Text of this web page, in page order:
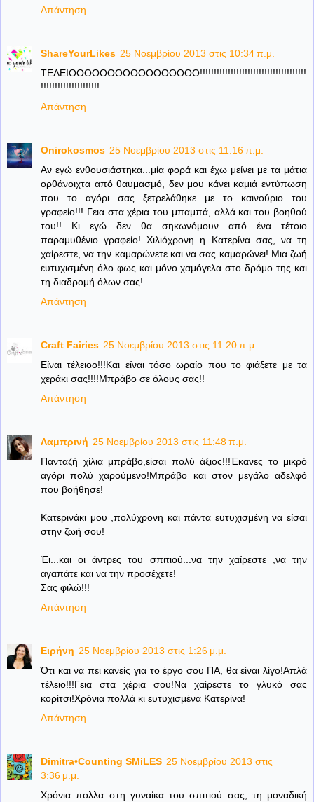
Απάντηση
ShareYourLikes 25 Νοεμβρίου 2013 στις 10:34 π.μ.
ΤΕΛΕΙΟΟΟΟΟΟΟΟΟΟΟΟΟΟΟΟΟ!!!!!!!!!!!!!!!!!!!!!!!!!!!!!!!!!!!!!!
!!!!!!!!!!!!!!!!!!!!!
Απάντηση
Onirokosmos 25 Νοεμβρίου 2013 στις 11:16 π.μ.
Αν εγώ ενθουσιάστηκα...μία φορά και έχω μείνει με τα μάτια
ορθάνοιχτα από θαυμασμό, δεν μου κάνει καμιά εντύπωση
που το αγόρι σας ξετρελάθηκε με το καινούριο του
γραφείο!!! Γεια στα χέρια του μπαμπά, αλλά και του βοηθού
του!! Κι εγώ δεν θα σηκωνόμουν από ένα τέτοιο
παραμυθένιο γραφείο! Χιλιόχρονη η Κατερίνα σας, να τη
χαίρεστε, να την καμαρώνετε και να σας καμαρώνει! Μια ζωή
ευτυχισμένη όλο φως και μόνο χαμόγελα στο δρόμο της και
τη διαδρομή όλων σας!
Απάντηση
Craft Fairies 25 Νοεμβρίου 2013 στις 11:20 π.μ.
Είναι τέλειοο!!!Και είναι τόσο ωραίο που το φιάξετε με τα
χεράκι σας!!!!Μπράβο σε όλους σας!!
Απάντηση
Λαμπρινή 25 Νοεμβρίου 2013 στις 11:48 π.μ.
Πανταζή χίλια μπράβο,είσαι πολύ άξιος!!!Έκανες το μικρό
αγόρι πολύ χαρούμενο!Μπράβο και στον μεγάλο αδελφό
που βοήθησε!
Κατερινάκι μου ,πολύχρονη και πάντα ευτυχισμένη να είσαι
στην ζωή σου!
Έι...και οι άντρες του σπιτιού...να την χαίρεστε ,να την
αγαπάτε και να την προσέχετε!
Σας φιλώ!!!
Απάντηση
Ειρήνη 25 Νοεμβρίου 2013 στις 1:26 μ.μ.
Ότι και να πει κανείς για το έργο σου ΠΑ, θα είναι λίγο!Απλά
τέλειο!!!Γεια στα χέρια σου!Να χαίρεστε το γλυκό σας
κορίτσι!Χρόνια πολλά κι ευτυχισμένα Κατερίνα!
Απάντηση
Dimitra•Counting SΜiLES 25 Νοεμβρίου 2013 στις
3:36 μ.μ.
Χρόνια πολλα στη γυναίκα του σπιτιού σας, τη μοναδική